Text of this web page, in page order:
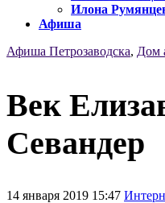
Илона
Афиша
Афиша Петрозаводска, Дом
Век
Севандер
14 января 2019 15:47